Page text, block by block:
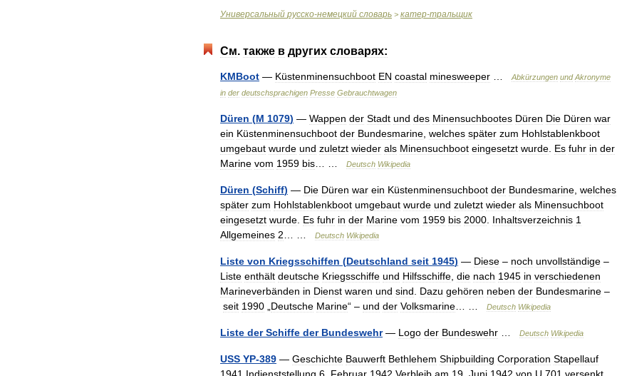
Универсальный русско-немецкий словарь > катер-тральщик
См. также в других словарях:
KMBoot — Küstenminensuchboot EN coastal minesweeper Abkürzungen und Akronyme
in der deutschsprachigen Presse Gebrauchtwagen
Düren (M 1079) — Wappen der Stadt und des Minensuchbootes Düren Die Düren war
ein Küstenminensuchboot der Bundesmarine welches später zum Hohlstablenkboot
umgebaut wurde und zuletzt wieder als Minensuchboot eingesetzt wurde Es fuhr in der
Marine vom 1959 bis Deutsch Wikipedia
Düren (Schiff) — Die Düren war ein Küstenminensuchboot der Bundesmarine welches
später zum Hohlstablenkboot umgebaut wurde und zuletzt wieder als Minensuchboot
eingesetzt wurde Es fuhr in der Marine vom 1959 bis 2000 Inhaltsverzeichnis 1
Allgemeines 2 Deutsch Wikipedia
Liste von Kriegsschiffen (Deutschland seit 1945) — Diese – noch unvollständige –
Liste enthält deutsche Kriegsschiffe und Hilfsschiffe die nach 1945 in verschiedenen
Marineverbänden in Dienst waren und sind Dazu gehören neben der Bundesmarine –
seit 1990 Deutsche Marine“ – und der Volksmarine Deutsch Wikipedia
Liste der Schiffe der Bundeswehr— Logo der Bundeswehr Deutsch Wikipedia
USS YP-389 — Geschichte Bauwerft Bethlehem Shipbuilding Corporation Stapellauf